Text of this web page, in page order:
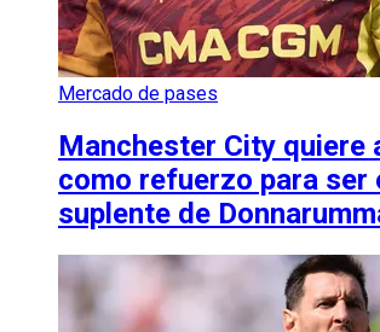
Mercado de pases
Manchester City quiere
como refuerzo para ser
suplente de